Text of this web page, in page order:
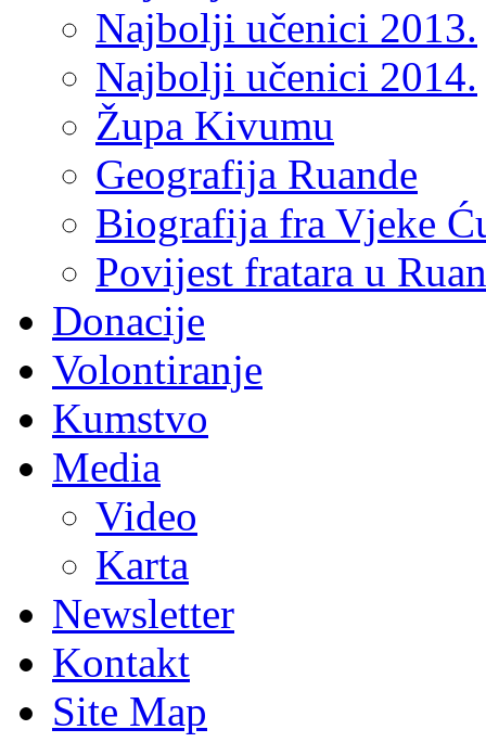
Najbolji učenici 2013.
Najbolji učenici 2014.
Župa Kivumu
Geografija Ruande
Biografija fra Vjeke
Povijest fratara u
Donacije
Volontiranje
Kumstvo
Media
Video
Karta
Newsletter
Kontakt
Site Map